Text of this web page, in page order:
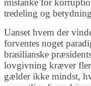
mistanke for
tredeling og
Uanset hvem der
forventes noget
brasilianske
lovgivning kræver
gælder ikke mindst,